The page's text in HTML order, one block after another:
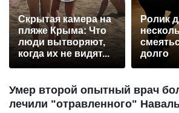
Скрытая камера на
пляже Крыма: Что
люди вытворяют,
когда их не видят...
Ролик
долго
Умер второй опытный врач
лечили "отравленного"